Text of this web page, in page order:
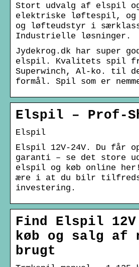
Stort udvalg af elspil
elektriske løftespil, og
og løfteudstyr i
Industrielle løsninger.
Jydekrog.dk har super
elspil. Kvalitets spil fra
Superwinch, Al-ko. til
formål. Spil som er
Elspil – Prof-
Elspil
Elspil 12V-24V. Du får
garanti – se det store
elspil og køb online
ære i at du bilr tilfreds
investering.
Find Elspil 12V
køb og salg af
brugt